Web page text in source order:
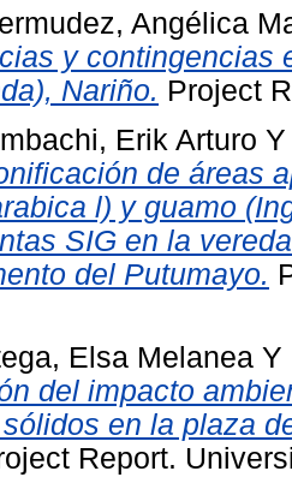
Angélica
y contingencias
Nariño. Project
Erik Arturo
de áreas
l) y guamo
SIG en la
del Putumayo.
Elsa Melanea Y
del impacto
en la plaza
Report.